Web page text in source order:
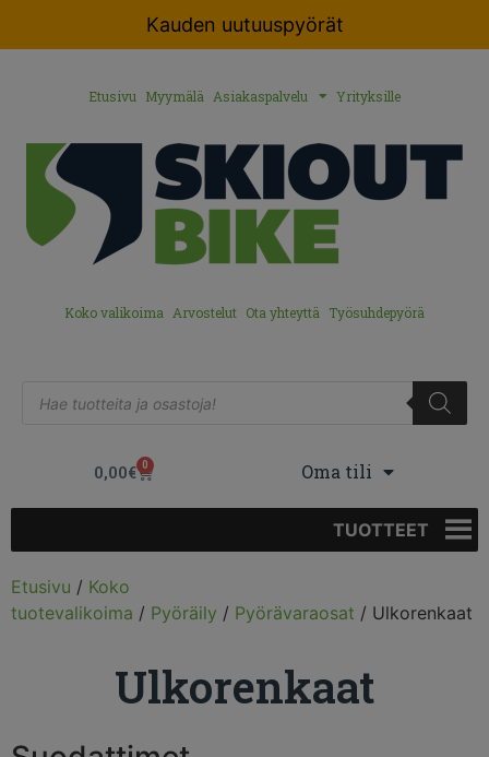
Kauden uutuuspyörät
Etusivu Myymälä Asiakaspalvelu Yrityksille
Koko valikoima Arvostelut Ota yhteyttä Työsuhdepyörä
0,00€ 0 Oma tili
TUOTTEET
Etusivu / Koko
tuotevalikoima / Pyöräily / Pyörävaraosat / Ulkorenkaat
Ulkorenkaat